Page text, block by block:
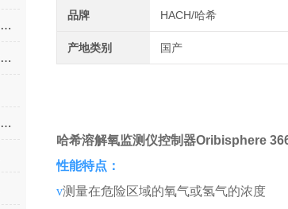
五大方法解决溶氧电极液体堵塞问题
溶氧变送器常用到的背光设置说明
荧光法在线溶解氧传感器的应用领域详解
品牌 HACH/哈希
产地类别 国产
哈希溶解氧监测仪控制器Oribisphere
​性能特点：
v测量在危险区域的氧气或氢气的浓度